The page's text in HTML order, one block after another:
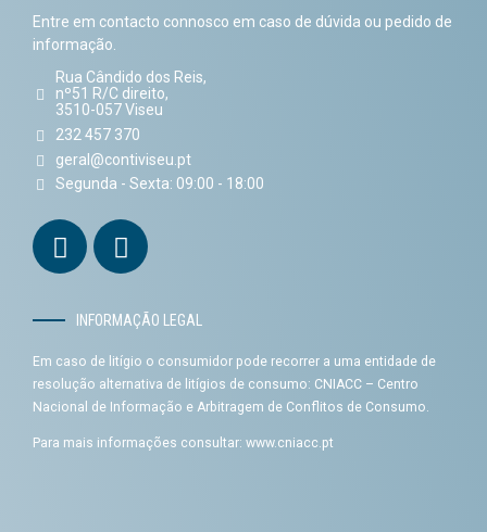
Entre em contacto connosco em caso de dúvida ou pedido de
informação.
Rua Cândido dos Reis,
nº51 R/C direito,
3510-057 Viseu
232 457 370
geral@contiviseu.pt
Segunda - Sexta: 09:00 - 18:00
INFORMAÇÃO LEGAL
Em caso de litígio o consumidor pode recorrer a uma entidade de
resolução alternativa de litígios de consumo: CNIACC – Centro
Nacional de Informação e Arbitragem de Conflitos de Consumo.
Para mais informações consultar: www.cniacc.pt